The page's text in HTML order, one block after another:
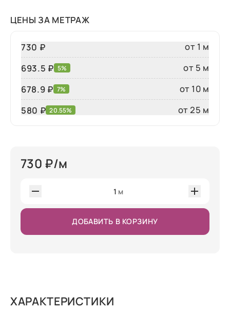
ЦЕНЫ ЗА МЕТРАЖ
730 ₽
от 1 м
693.5 ₽ 5%
от 5 м
678.9 ₽ 7%
от 10 м
580 ₽ 20.55% от 25 м
730 ₽/м
1 м
ДОБАВИТЬ В КОРЗИНУ
ХАРАКТЕРИСТИКИ